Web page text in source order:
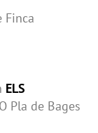
Finca
ELS
Pla de Bages